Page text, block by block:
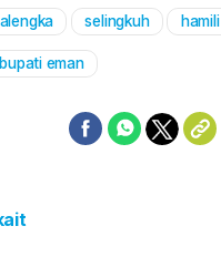
selingkuh hamili
bupati eman